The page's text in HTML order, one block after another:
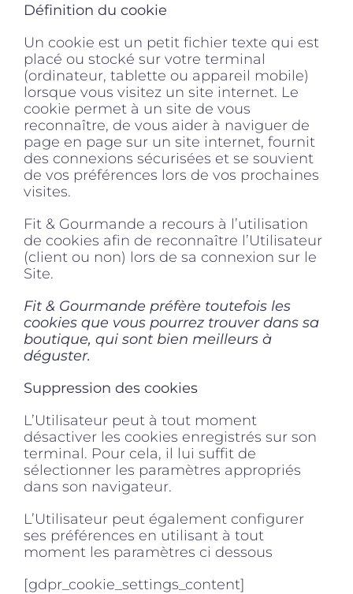
Définition du cookie
Un cookie est un petit fichier texte qui est
placé ou stocké sur votre terminal
(ordinateur, tablette ou appareil mobile)
lorsque vous visitez un site internet. Le
cookie permet à un site de vous
reconnaître, de vous aider à naviguer de
page en page sur un site internet, fournit
des connexions sécurisées et se souvient
de vos préférences lors de vos prochaines
visites.
Fit & Gourmande a recours à l’utilisation
de cookies afin de reconnaître l’Utilisateur
(client ou non) lors de sa connexion sur le
Site.
Fit & Gourmande préfère toutefois les
cookies que vous pourrez trouver dans sa
boutique, qui sont bien meilleurs à
déguster.
Suppression des cookies
L’Utilisateur peut à tout moment
désactiver les cookies enregistrés sur son
terminal. Pour cela, il lui suffit de
sélectionner les paramètres appropriés
dans son navigateur.
L’Utilisateur peut également configurer
ses préférences en utilisant à tout
moment les paramètres ci dessous
[gdpr_cookie_settings_content]